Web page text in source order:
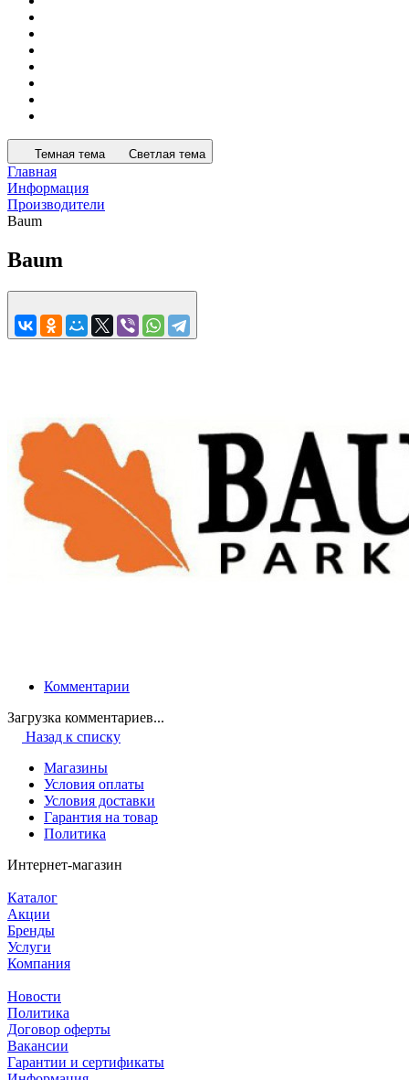
Темная тема Светлая тема
Главная
Информация
Производители
Baum
Baum
Комментарии
Загрузка комментариев...
Назад к списку
Магазины
Условия оплаты
Условия доставки
Гарантия на товар
Политика
Интернет-магазин
Каталог
Акции
Бренды
Услуги
Компания
Новости
Политика
Договор оферты
Вакансии
Гарантии и сертификаты